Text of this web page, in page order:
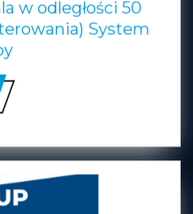
w odległości 50
System